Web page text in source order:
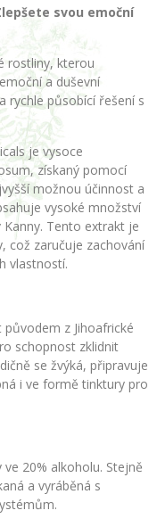
svou emoční
rostliny, kterou
a duševní
rychle působící řešení s
je vysoce
získaný pomocí
možnou účinnost a
vysoké množství
Tento extrakt je
což zaručuje zachování
vlastností.
z Jihoafrické
schopnost zklidnit
se žvýká, připravuje
i ve formě tinktury pro
20% alkoholu. Stejně
a vyráběná s